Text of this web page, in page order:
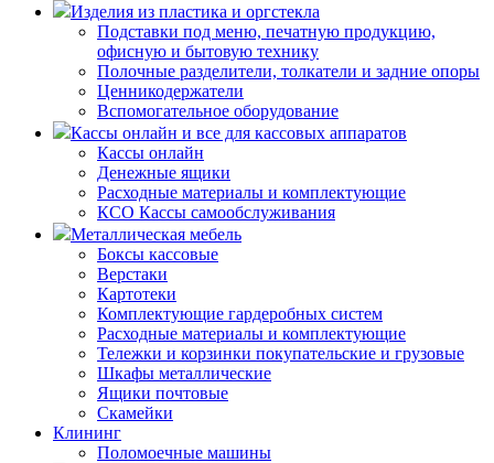
Изделия из пластика и оргстекла
Подставки под меню, печатную продукцию,
офисную и бытовую технику
Полочные разделители, толкатели и задние опоры
Ценникодержатели
Вспомогательное оборудование
Кассы онлайн и все для кассовых аппаратов
Кассы онлайн
Денежные ящики
Расходные материалы и комплектующие
КСО Кассы самообслуживания
Металлическая мебель
Боксы кассовые
Верстаки
Картотеки
Комплектующие гардеробных систем
Расходные материалы и комплектующие
Тележки и корзинки покупательские и грузовые
Шкафы металлические
Ящики почтовые
Скамейки
Клининг
Поломоечные машины